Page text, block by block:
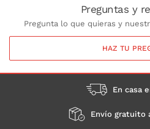
Preguntas y
Pregunta lo que quieras y
HAZ TU
En casa
Envío gratuito